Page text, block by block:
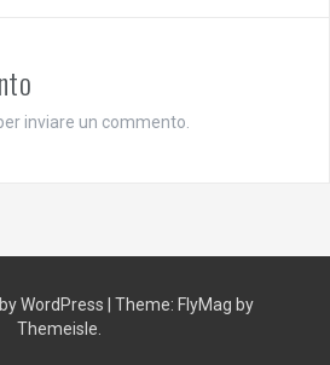
inviare un commento.
WordPress Theme: FlyMag by
Themeisle.